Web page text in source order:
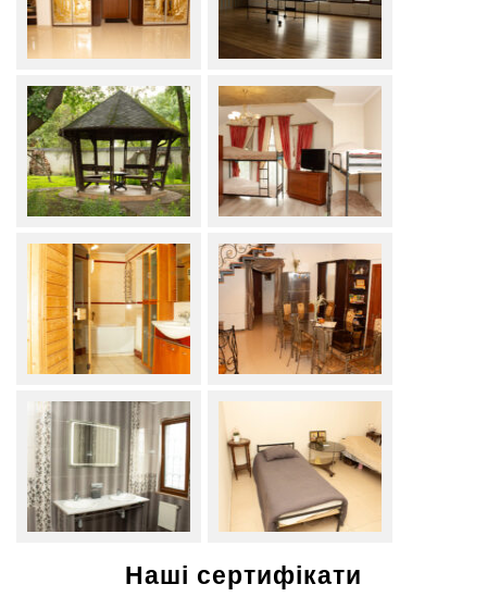
Наші сертифікати